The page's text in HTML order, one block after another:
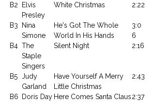
B2
Elvis
Presley
White Christmas 2:22
B3
Nina
Simone
He's Got The Whole
World In His Hands
3:0
6
B4 The
Staple
Singers
Silent Night 2:16
B5 Judy
Garland
Have Yourself A Merry
Little Christmas
2:43
B6 Doris Day Here Comes Santa Claus2:37